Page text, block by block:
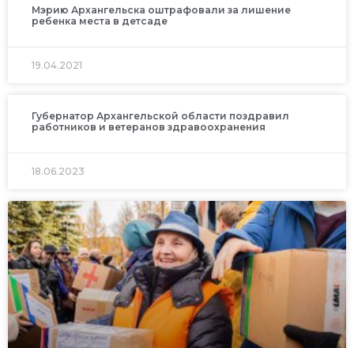
Мэрию Архангельска оштрафовали за лишение
ребенка места в детсаде
19.04.2021
Губернатор Архангельской области поздравил
работников и ветеранов здравоохранения
18.06.2023